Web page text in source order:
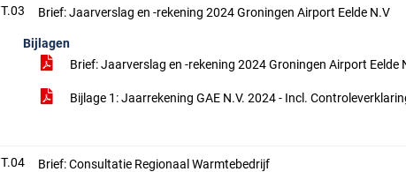
T.03 Brief: Jaarverslag en -rekening 2024 Groningen Airport Eelde N.V
Bijlagen
Brief: Jaarverslag en -rekening 2024 Groningen Airport Eelde
Bijlage 1: Jaarrekening GAE N.V. 2024 - Incl.
T.04 Brief: Consultatie Regionaal Warmtebedrijf